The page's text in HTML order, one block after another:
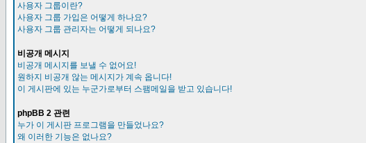
사용자 그룹이란?
사용자 그룹 가입은 어떻게 하나요?
사용자 그룹 관리자는 어떻게 되나요?
비공개 메시지
비공개 메시지를 보낼 수 없어요!
원하지 비공개 않는 메시지가 계속 옵니다!
이 게시판에 있는 누군가로부터 스팸메일을 받고 있습니다!
phpBB 2 관련
누가 이 게시판 프로그램을 만들었나요?
왜 이러한 기능은 없나요?